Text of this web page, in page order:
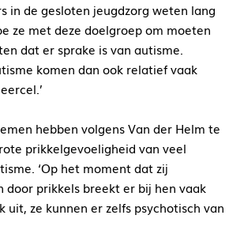
in de gesloten jeugdzorg weten lang
ze met deze doelgroep om moeten
dat er sprake is van autisme.
komen dan ook relatief vaak
hebben volgens Van der Helm te
prikkelgevoeligheid van veel
‘Op het moment dat zij
door prikkels breekt er bij hen vaak
uit, ze kunnen er zelfs psychotisch van